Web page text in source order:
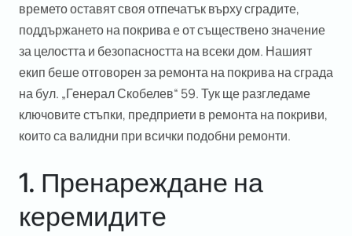
времето оставят своя отпечатък върху сградите,
поддържането на покрива е от съществено значение
за целостта и безопасността на всеки дом. Нашият
екип беше отговорен за ремонта на покрива на сграда
на бул. „Генерал Скобелев“ 59. Тук ще разгледаме
ключовите стъпки, предприети в ремонта на покриви,
които са валидни при всички подобни ремонти.
1. Пренареждане на
керемидите